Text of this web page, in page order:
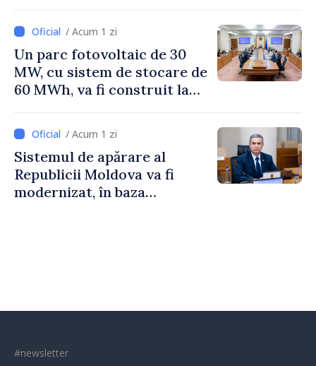
/ Acum 1 zi
Un parc fotovoltaic de 30
MW, cu sistem de stocare de
60 MWh, va fi construit la
/ Acum 1 zi
Sistemul de apărare al
Republicii Moldova va fi
modernizat, în baza
#newsletter